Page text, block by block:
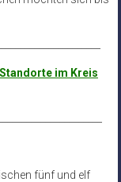
im Kreis
fünf und elf